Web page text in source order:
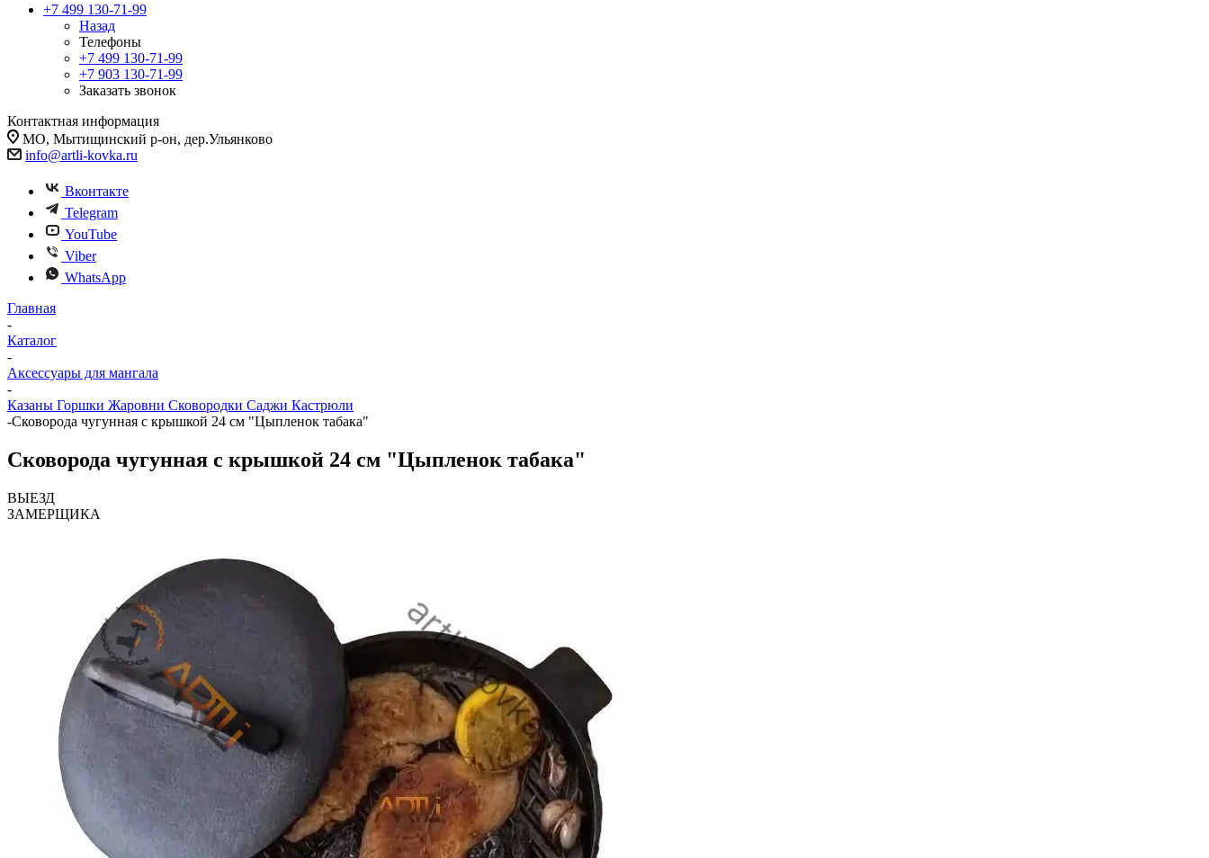
+7 499 130-71-99
Назад
Телефоны
+7 499 130-71-99
+7 903 130-71-99
Заказать звонок
Контактная информация
МО, Мытищинский р-он, дер.Ульянково
info@artli-kovka.ru
Вконтакте
Telegram
YouTube
Viber
WhatsApp
Главная
-
Каталог
-
Аксессуары для мангала
-
Казаны Горшки Жаровни Сковородки Саджи Кастрюли
-Сковорода чугунная с крышкой 24 см "Цыпленок табака"
Сковорода чугунная с крышкой 24 см "Цыпленок табака"
ВЫЕЗД
ЗАМЕРЩИКА